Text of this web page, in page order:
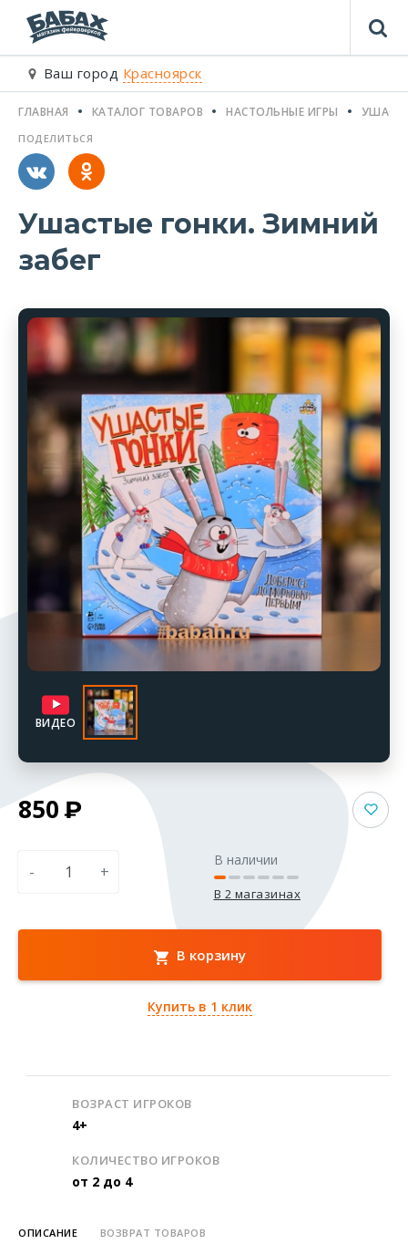
Ваш город Красноярск
ГЛАВНАЯ КАТАЛОГ ТОВАРОВ НАСТОЛЬНЫЕ ИГРЫ
Ушастые гонки. Зимний
забег
ПОДЕЛИТЬСЯ
ВИДЕО
850
- +
В наличии
В 2 магазинах
В корзину
Купить в 1 клик
ВОЗРАСТ ИГРОКОВ
4+
КОЛИЧЕСТВО ИГРОКОВ
от 2 до 4
ОПИСАНИЕ ВОЗВРАТ ТОВАРОВ